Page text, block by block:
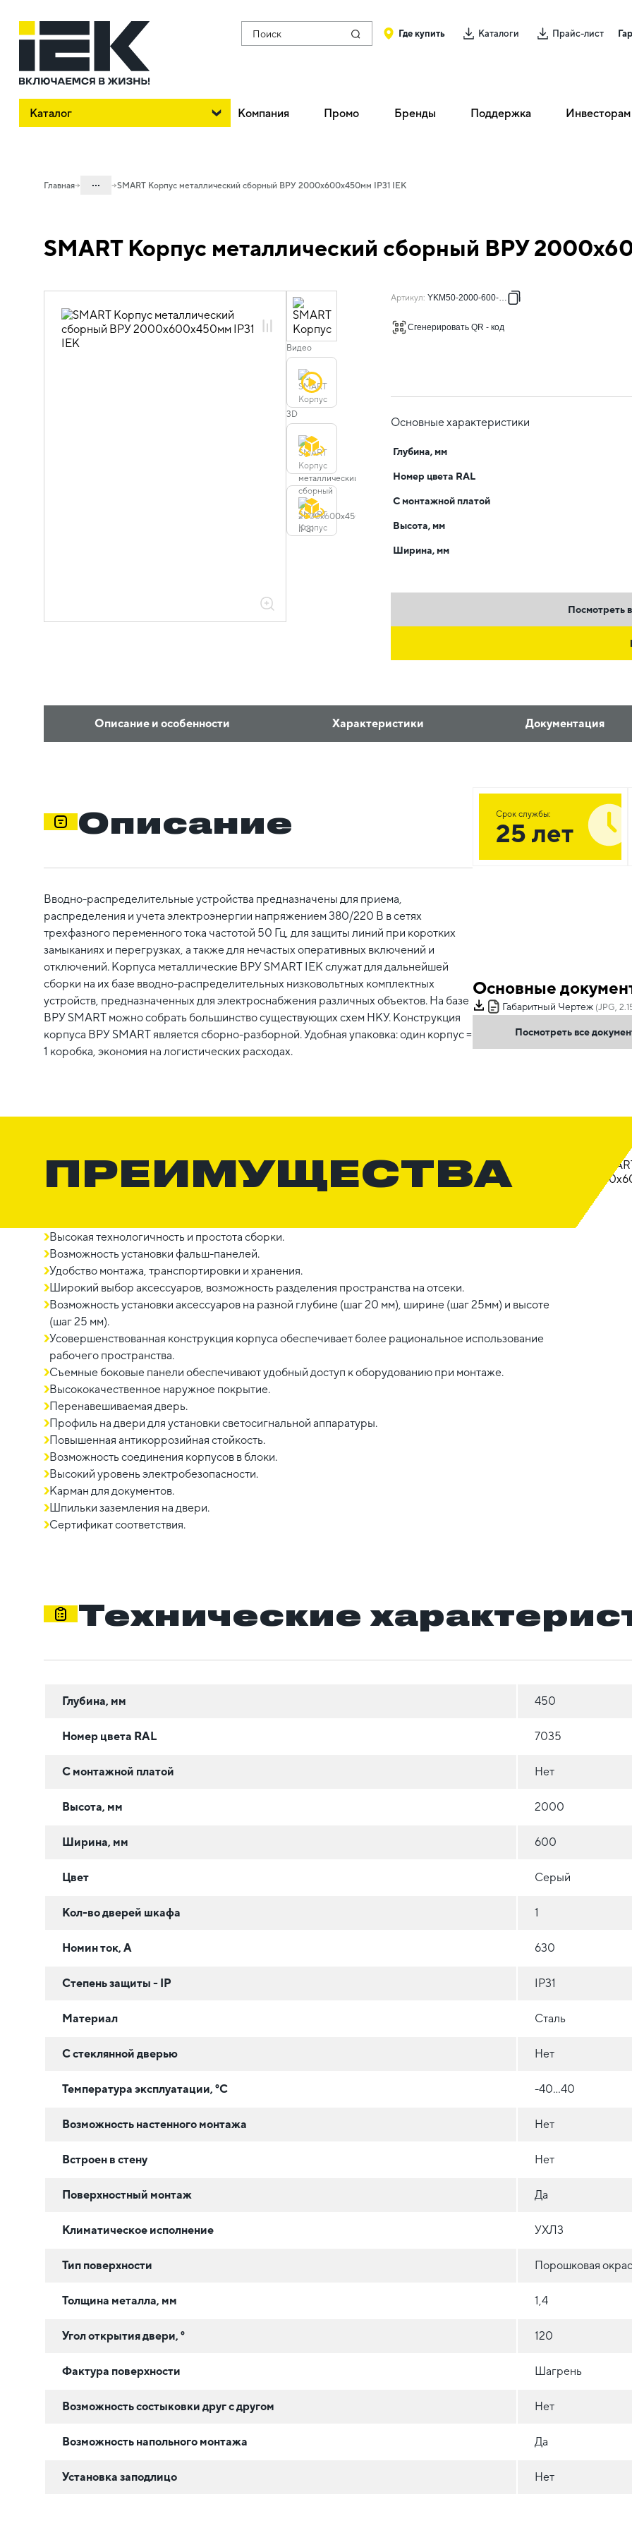
Поиск Где купить Каталоги Прайс-лист
Каталог Компания Промо Бренды Поддержка Инвесторам
Главная ...
04. Щитовое оборудование
04.04 Шкафы металлические
напольные разборные SMART
04.04.02.01 Шкафы металлические
SMART Корпус металлический сборный ВРУ 2000х600х450мм IP31 IEK
SMART Корпус металлический сборный ВРУ
Видео
3D
Артикул: YKM50-2000-600-450
Сгенерировать QR - код
Основные характеристики
Глубина, мм
Номер цвета RAL
С монтажной платой
Высота, мм
Ширина, мм
Посмотреть
Описание и особенности Характеристики Документация
Описание
Вводно-распределительные устройства предназначены для приема,
распределения и учета электроэнергии напряжением 380/220 В в сетях
трехфазного переменного тока частотой 50 Гц, для защиты линий при коротких
замыканиях и перегрузках, а также для нечастых оперативных включений и
отключений. Корпуса металлические ВРУ SMART IEK служат для дальнейшей
сборки на их базе вводно-распределительных низковольтных комплектных
устройств, предназначенных для электроснабжения различных объектов. На базе
ВРУ SMART можно собрать большинство существующих схем НКУ. Конструкция
корпуса ВРУ SMART является сборно-разборной. Удобная упаковка: один корпус =
1 коробка, экономия на логистических расходах.
Срок службы:
25 лет
Основные
Габаритный Чертеж (JPG,
Посмотреть все
ПРЕИМУЩЕСТВА
Высокая технологичность и простота сборки.
Возможность установки фальш-панелей.
Удобство монтажа, транспортировки и хранения.
Широкий выбор аксессуаров, возможность разделения пространства на отсеки.
Возможность установки аксессуаров на разной глубине (шаг 20 мм), ширине (шаг 25мм) и высоте
(шаг 25 мм).
Усовершенствованная конструкция корпуса обеспечивает более рациональное использование
рабочего пространства.
Съемные боковые панели обеспечивают удобный доступ к оборудованию при монтаже.
Высококачественное наружное покрытие.
Перенавешиваемая дверь.
Профиль на двери для установки светосигнальной аппаратуры.
Повышенная антикоррозийная стойкость.
Возможность соединения корпусов в блоки.
Высокий уровень электробезопасности.
Карман для документов.
Шпильки заземления на двери.
Сертификат соответствия.
Технические
Глубина, мм 450
Номер цвета RAL 7035
С монтажной платой Нет
Высота, мм 2000
Ширина, мм 600
Цвет Серый
Кол-во дверей шкафа 1
Номин ток, А 630
Степень защиты - IP IP31
Материал Сталь
С стеклянной дверью Нет
Температура эксплуатации, °C -40...40
Возможность настенного монтажа Нет
Встроен в стену Нет
Поверхностный монтаж Да
Климатическое исполнение УХЛ3
Тип поверхности Порошковая
Толщина металла, мм 1,4
Угол открытия двери, ° 120
Фактура поверхности Шагрень
Возможность состыковки друг с другом Нет
Возможность напольного монтажа Да
Установка заподлицо Нет